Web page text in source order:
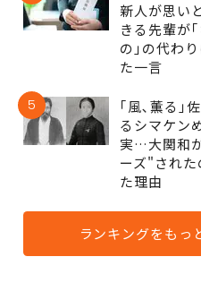
新人が思い
きる先輩が
の｣の代わ
た一言
5
｢風､薫る｣
るシマケン
実…大関和
ーズ"され
た理由
ランキングをもっ